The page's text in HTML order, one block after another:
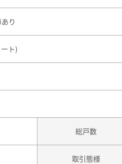
り
ト)
総戸数
取引態様